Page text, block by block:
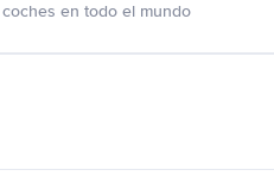
en todo el mundo